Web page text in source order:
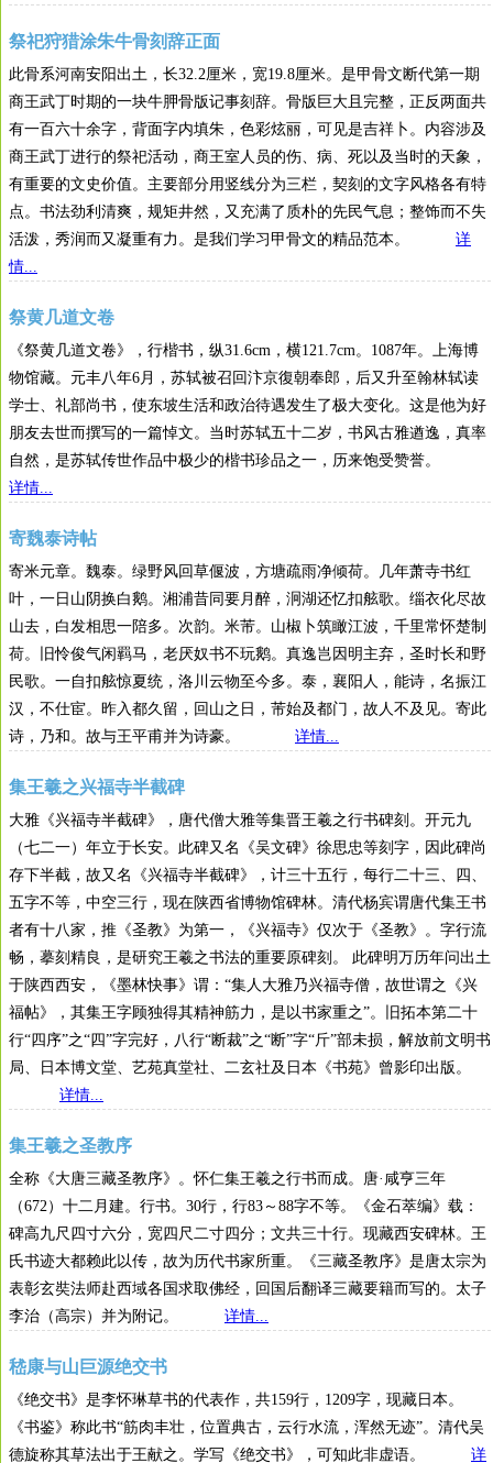
祭祀狩猎涂朱牛骨刻辞正面
此骨系河南安阳出土，长32.2厘米，宽19.8厘米。是甲骨文断代第一期
商王武丁时期的一块牛胛骨版记事刻辞。骨版巨大且完整，正反两面共
有一百六十余字，背面字内填朱，色彩炫丽，可见是吉祥卜。内容涉及
商王武丁进行的祭祀活动，商王室人员的伤、病、死以及当时的天象，
有重要的文史价值。主要部分用竖线分为三栏，契刻的文字风格各有特
点。书法劲利清爽，规矩井然，又充满了质朴的先民气息；整饰而不失
活泼，秀润而又凝重有力。是我们学习甲骨文的精品范本。 详
情...
祭黄几道文卷
《祭黄几道文卷》，行楷书，纵31.6cm，横121.7cm。1087年。上海博
物馆藏。元丰八年6月，苏轼被召回汴京復朝奉郎，后又升至翰林轼读
学士、礼部尚书，使东坡生活和政治待遇发生了极大变化。这是他为好
朋友去世而撰写的一篇悼文。当时苏轼五十二岁，书风古雅遒逸，真率
自然，是苏轼传世作品中极少的楷书珍品之一，历来饱受赞誉。
详情...
寄魏泰诗帖
寄米元章。魏泰。绿野风回草偃波，方塘疏雨净倾荷。几年萧寺书红
叶，一日山阴换白鹅。湘浦昔同要月醉，泂湖还忆扣舷歌。缁衣化尽故
山去，白发相思一陪多。次韵。米芾。山椒卜筑瞰江波，千里常怀楚制
荷。旧怜俊气闲羁马，老厌奴书不玩鹅。真逸岂因明主弃，圣时长和野
民歌。一自扣舷惊夏统，洛川云物至今多。泰，襄阳人，能诗，名振江
汉，不仕宦。昨入都久留，回山之日，芾始及都门，故人不及见。寄此
诗，乃和。故与王平甫并为诗豪。 详情...
集王羲之兴福寺半截碑
大雅《兴福寺半截碑》，唐代僧大雅等集晋王羲之行书碑刻。开元九
（七二一）年立于长安。此碑又名《吴文碑》徐思忠等刻字，因此碑尚
存下半截，故又名《兴福寺半截碑》，计三十五行，每行二十三、四、
五字不等，中空三行，现在陕西省博物馆碑林。清代杨宾谓唐代集王书
者有十八家，推《圣教》为第一，《兴福寺》仅次于《圣教》。字行流
畅，摹刻精良，是研究王羲之书法的重要原碑刻。 此碑明万历年问出土
于陕西西安，《墨林快事》谓：“集人大雅乃兴福寺僧，故世谓之《兴
福帖》，其集王字顾独得其精神筋力，是以书家重之”。旧拓本第二十
行“四序”之“四”字完好，八行“断裁”之“断”字“斤”部未损，解放前文明书
局、日本博文堂、艺苑真堂社、二玄社及日本《书苑》曾影印出版。
详情...
集王羲之圣教序
全称《大唐三藏圣教序》。怀仁集王羲之行书而成。唐·咸亨三年
（672）十二月建。行书。30行，行83～88字不等。《金石萃编》载：
碑高九尺四寸六分，宽四尺二寸四分；文共三十行。现藏西安碑林。王
氏书迹大都赖此以传，故为历代书家所重。《三藏圣教序》是唐太宗为
表彰玄奘法师赴西域各国求取佛经，回国后翻译三藏要籍而写的。太子
李治（高宗）并为附记。 详情...
嵇康与山巨源绝交书
《绝交书》是李怀琳草书的代表作，共159行，1209字，现藏日本。
《书鉴》称此书“筋肉丰壮，位置典古，云行水流，浑然无迹”。清代吴
德旋称其草法出于王献之。学写《绝交书》，可知此非虚语。 详